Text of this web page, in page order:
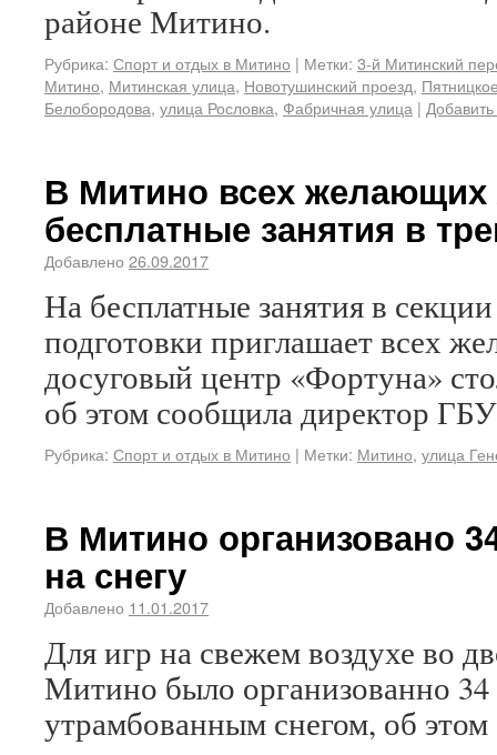
районе Митино.
Рубрика: Спорт и отдых в Митино | Метки: 3-й Митинский
Митино, Митинская улица, Новотушинский проезд,
Белобородова, улица Рословка, Фабричная улица |
В Митино всех желающих
бесплатные занятия в
Добавлено 26.09.2017
На бесплатные занятия в
подготовки приглашает всех
досуговый центр «Фортуна»
об этом сообщила директор
Рубрика: Спорт и отдых в Митино | Метки: Митино, улица
В Митино организовано
на снегу
Добавлено 11.01.2017
Для игр на свежем воздухе во
Митино было организованно
утрамбованным снегом, об